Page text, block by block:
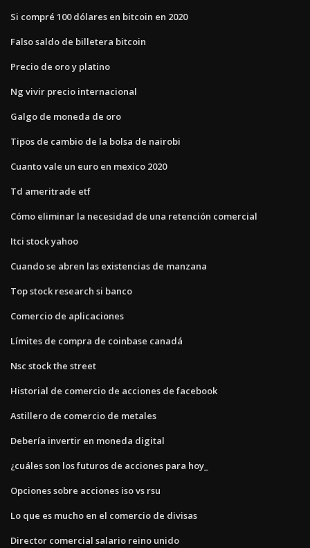
Si compré 100 dólares en bitcoin en 2020
Falso saldo de billetera bitcoin
Precio de oro y platino
Ng vivir precio internacional
Galgo de moneda de oro
Tipos de cambio de la bolsa de nairobi
Cuanto vale un euro en mexico 2020
Td ameritrade etf
Cómo eliminar la necesidad de una retención comercial
Itci stock yahoo
Cuando se abren las existencias de manzana
Top stock research si banco
Comercio de aplicaciones
Límites de compra de coinbase canadá
Nsc stock the street
Historial de comercio de acciones de facebook
Astillero de comercio de metales
Debería invertir en moneda digital
¿cuáles son los futuros de acciones para hoy_
Opciones sobre acciones iso vs rsu
Lo que es mucho en el comercio de divisas
Director comercial salario reino unido